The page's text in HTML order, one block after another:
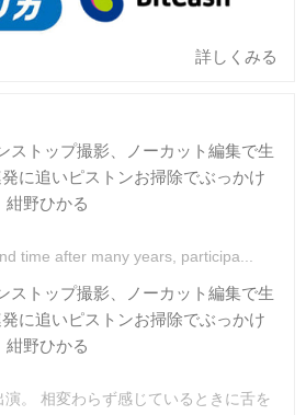
詳しくみる
ストップ撮影、ノーカット編集で生
に追いピストンお掃除でぶっかけ
紺野ひかる
time after many years, participa...
ストップ撮影、ノーカット編集で生
に追いピストンお掃除でぶっかけ
紺野ひかる
。 相変わらず感じているときに舌を